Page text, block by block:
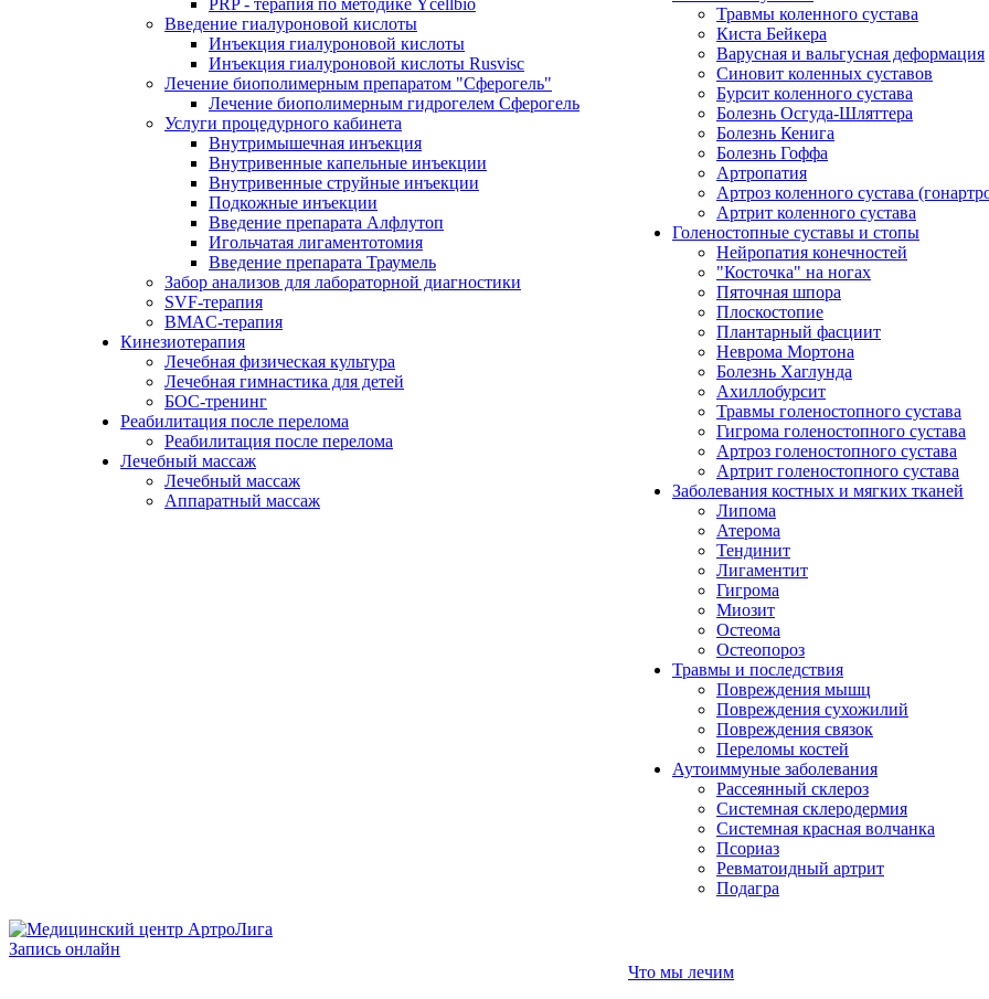
PRP - терапия по методике Ycellbio
Введение гиалуроновой кислоты
Инъекция гиалуроновой кислоты
Инъекция гиалуроновой кислоты Rusvisc
Лечение биополимерным препаратом "Сферогель"
Лечение биополимерным гидрогелем Сферогель
Услуги процедурного кабинета
Внутримышечная инъекция
Внутривенные капельные инъекции
Внутривенные струйные инъекции
Подкожные инъекции
Введение препарата Алфлутоп
Игольчатая лигаментотомия
Введение препарата Траумель
Забор анализов для лабораторной диагностики
SVF-терапия
BMAC-терапия
Кинезиотерапия
Лечебная физическая культура
Лечебная гимнастика для детей
БОС-тренинг
Реабилитация после перелома
Реабилитация после перелома
Лечебный массаж
Лечебный массаж
Аппаратный массаж
Травмы коленного сустава
Киста Бейкера
Варусная и вальгусная деформация
Синовит коленных суставов
Бурсит коленного сустава
Болезнь Осгуда-Шляттера
Болезнь Кенига
Болезнь Гоффа
Артропатия
Артроз коленного сустава
Артрит коленного сустава
Голеностопные суставы и стопы
Нейропатия конечностей
"Косточка" на ногах
Пяточная шпора
Плоскостопие
Плантарный фасциит
Неврома Мортона
Болезнь Хаглунда
Ахиллобурсит
Травмы голеностопного сустава
Гигрома голеностопного сустава
Артроз голеностопного сустава
Артрит голеностопного сустава
Заболевания костных и мягких тканей
Липома
Атерома
Тендинит
Лигаментит
Гигрома
Миозит
Остеома
Остеопороз
Травмы и последствия
Повреждения мышц
Повреждения сухожилий
Повреждения связок
Переломы костей
Аутоиммуные заболевания
Pассеянный склероз
Системная склеродермия
Системная красная волчанка
Псориаз
Ревматоидный артрит
Подагра
Запись онлайн
Что мы лечим